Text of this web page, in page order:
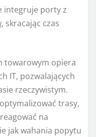
integruje porty z
, skracając czas
towarowym opiera
IT, pozwalających
rzeczywistym.
trasy,
na
jak wahania popytu